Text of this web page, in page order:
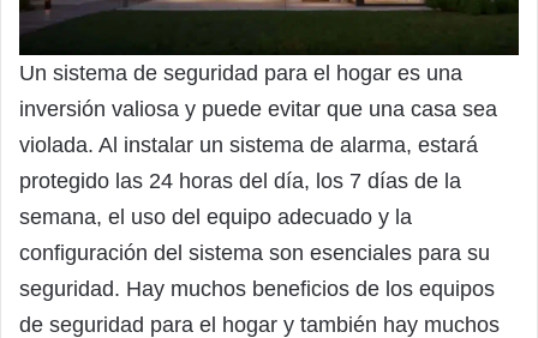
Un sistema de seguridad para el hogar es una
inversión valiosa y puede evitar que una casa sea
violada. Al instalar un sistema de alarma, estará
protegido las 24 horas del día, los 7 días de la
semana, el uso del equipo adecuado y la
configuración del sistema son esenciales para su
seguridad. Hay muchos beneficios de los equipos
de seguridad para el hogar y también hay muchos